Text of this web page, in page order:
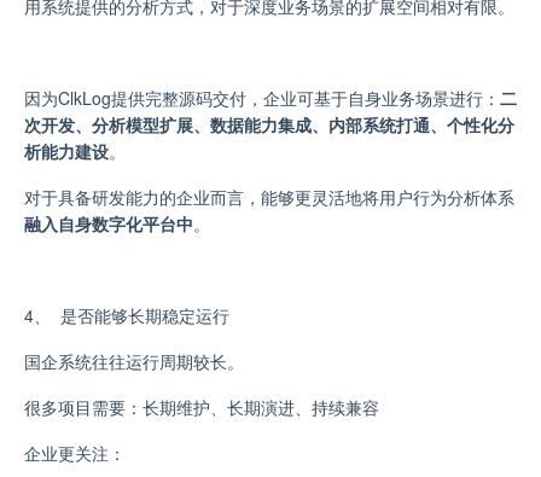
用系统提供的分析方式，对于深度业务场景的扩展空间相对有限。
因为ClkLog提供完整源码交付，企业可基于自身业务场景进行： 二
次开发、分析模型扩展、数据能力集成、内部系统打通、 个性化分
析能力建设。
对于具备研发能力的企业而言，能够更灵活地将用户行为分析体系
融入自身数字化平台中。
4、 是否能够长期稳定运行
国企系统往往运行周期较长。
很多项目需要：长期维护
长期演进
持续兼容
企业更关注：